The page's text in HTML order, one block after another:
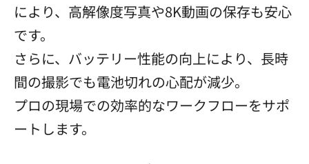
により、高解像度写真や8K動画の保存も安心
です。
さらに、バッテリー性能の向上により、長時
間の撮影でも電池切れの心配が減少。
プロの現場での効率的なワークフローをサポ
ートします。